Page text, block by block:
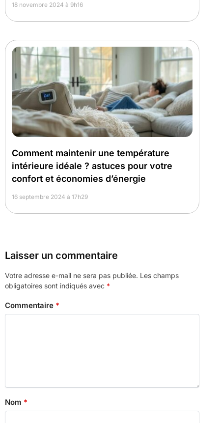
18 novembre 2024 à 9h16
Comment maintenir une température
intérieure idéale ? astuces pour votre
confort et économies d’énergie
16 septembre 2024 à 17h29
Laisser un commentaire
Votre adresse e-mail ne sera pas publiée. Les champs
obligatoires sont indiqués avec *
Commentaire *
Nom *